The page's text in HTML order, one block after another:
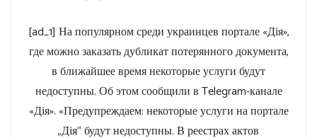
[ad_1] На популярном среди украинцев портале «Дія»,
где можно заказать дубликат потерянного документа,
в ближайшее время некоторые услуги будут
недоступны. Об этом сообщили в Telegram-канале
«Дія». «Предупреждаем: некоторые услуги на портале
„Дія“ будут недоступны. В реестрах актов